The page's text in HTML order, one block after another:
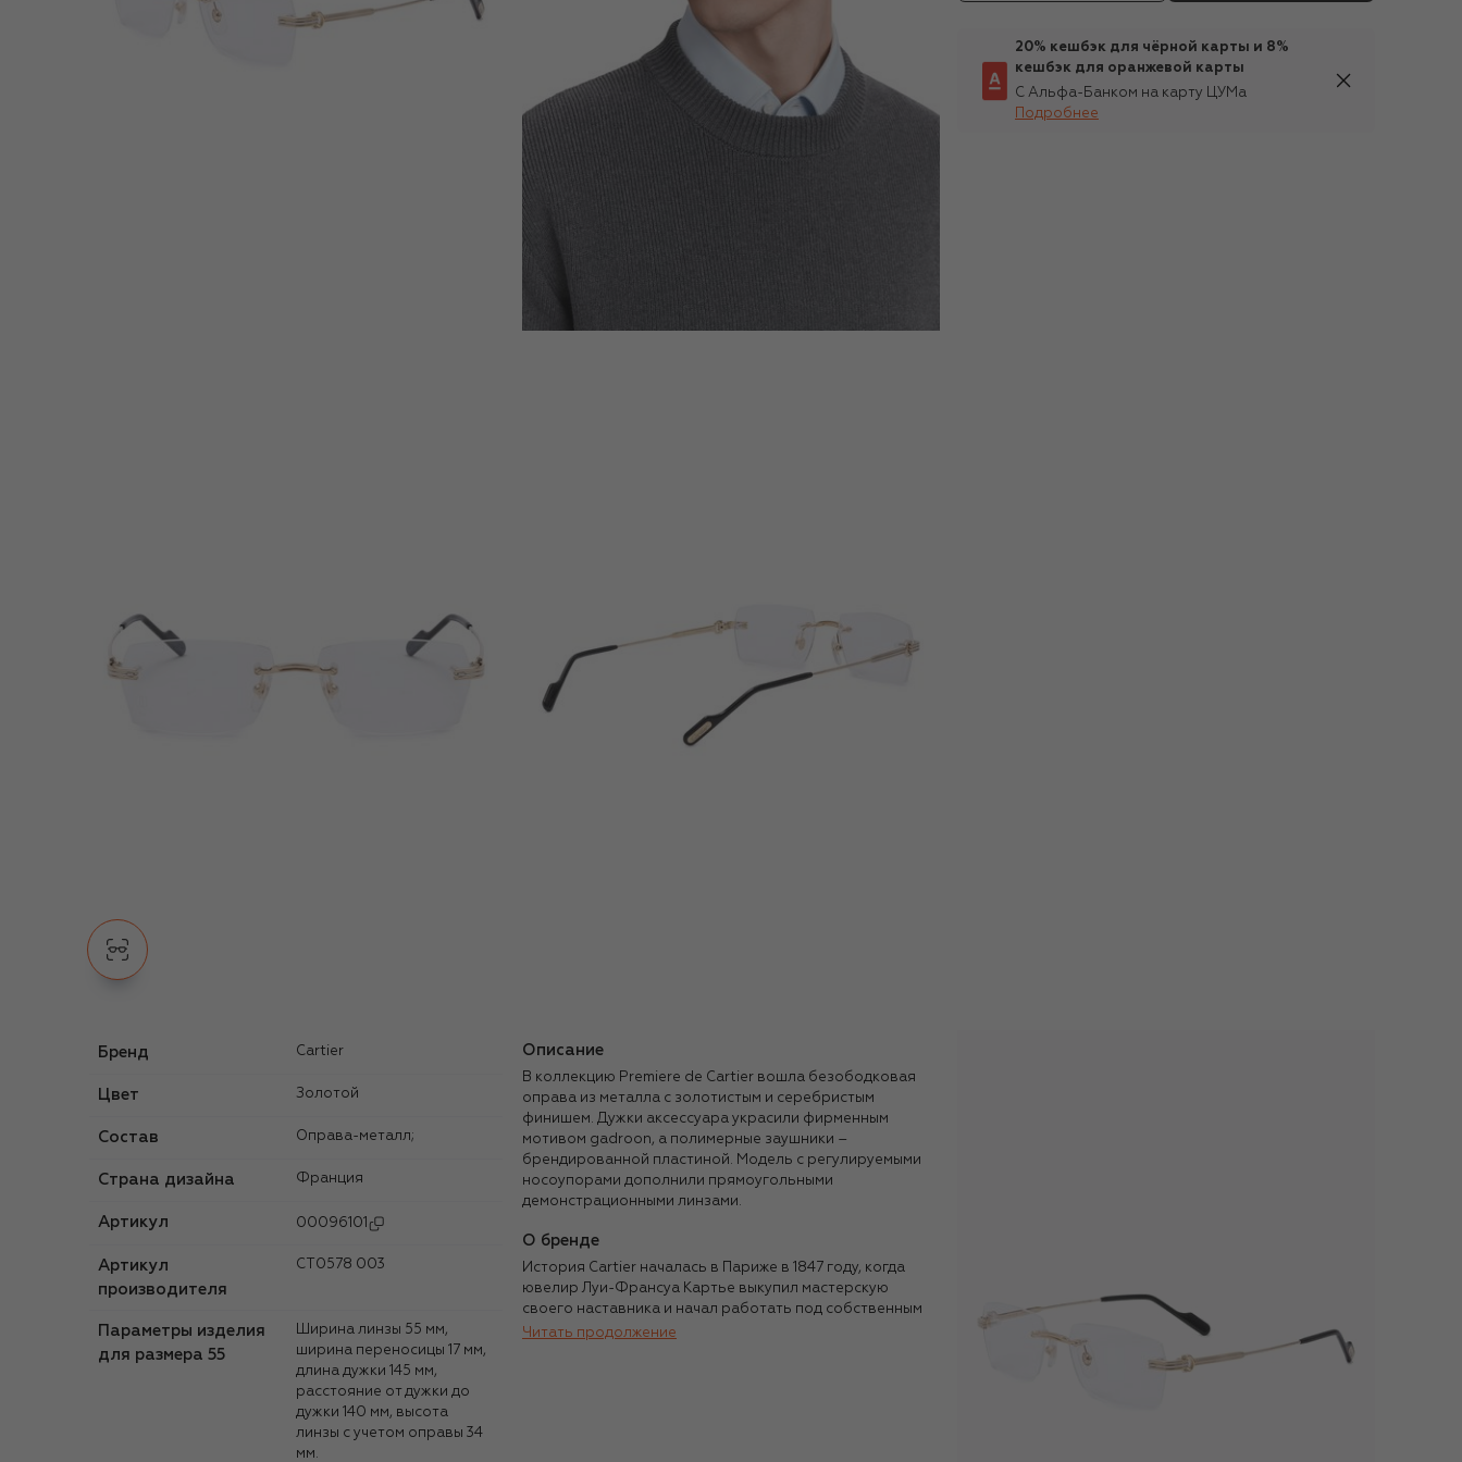
20% кешбэк для чёрной карты и 8%
кешбэк для оранжевой карты
С Альфа-Банком на карту ЦУМа
Подробнее
Бренд Cartier
Цвет Золотой
Состав Оправа-металл;
Страна дизайна Франция
Артикул 00096101
Артикул
производителя
CT0578 003
Параметры изделия
для размера 55
Ширина линзы 55 мм,
ширина переносицы 17 мм,
длина дужки 145 мм,
расстояние от дужки до
дужки 140 мм, высота
линзы с учетом оправы 34
мм.
Описание
В коллекцию Premiere de Cartier вошла безободковая
оправа из металла с золотистым и серебристым
финишем. Дужки аксессуара украсили фирменным
мотивом gadroon, а полимерные заушники –
брендированной пластиной. Модель с регулируемыми
носоупорами дополнили прямоугольными
демонстрационными линзами.
О бренде
История Cartier началась в Париже в 1847 году, когда
ювелир Луи-Франсуа Картье выкупил мастерскую
своего наставника и начал работать под собственным
именем. Мировой успех пришелся на начало XX века и
Читать продолжение